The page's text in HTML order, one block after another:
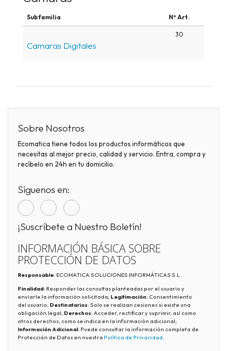
Subfamilia Nº Art.
Camaras Digitales
30
Sobre Nosotros
Ecomatica tiene todos los productos informáticos que
necesitas al mejor precio, calidad y servicio. Entra, compra y
recíbelo en 24h en tu domicilio.
Síguenos en:
¡Suscríbete a Nuestro Boletín!
INFORMACIÓN BÁSICA SOBRE
PROTECCIÓN DE DATOS
Responsable: ECOMATICA SOLUCIONES INFORMÁTICAS S.L
Finalidad: Responder las consultas planteadas por el usuario y
enviarle la información solicitada; Legitimación: Consentimiento
del usuario; Destinatarios: Solo se realizan cesiones si existe una
obligación legal; Derechos: Acceder, rectificar y suprimir, así como
otros derechos, como se indica en la información adicional;
Información Adicional: Puede consultar la información completa de
Protección de Datos en nuestra Política de Privacidad